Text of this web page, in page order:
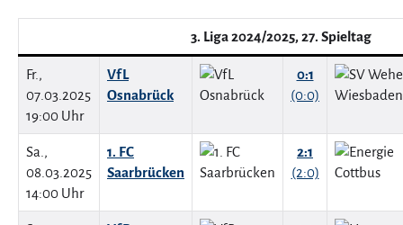
3. Liga 2024/2025, 27. Spieltag
Fr.,
07.03.2025
19:00 Uhr
VfL
Osnabrück
0:1
(0:0)
Sa.,
08.03.2025
14:00 Uhr
1. FC
Saarbrücken
2:1
(2:0)